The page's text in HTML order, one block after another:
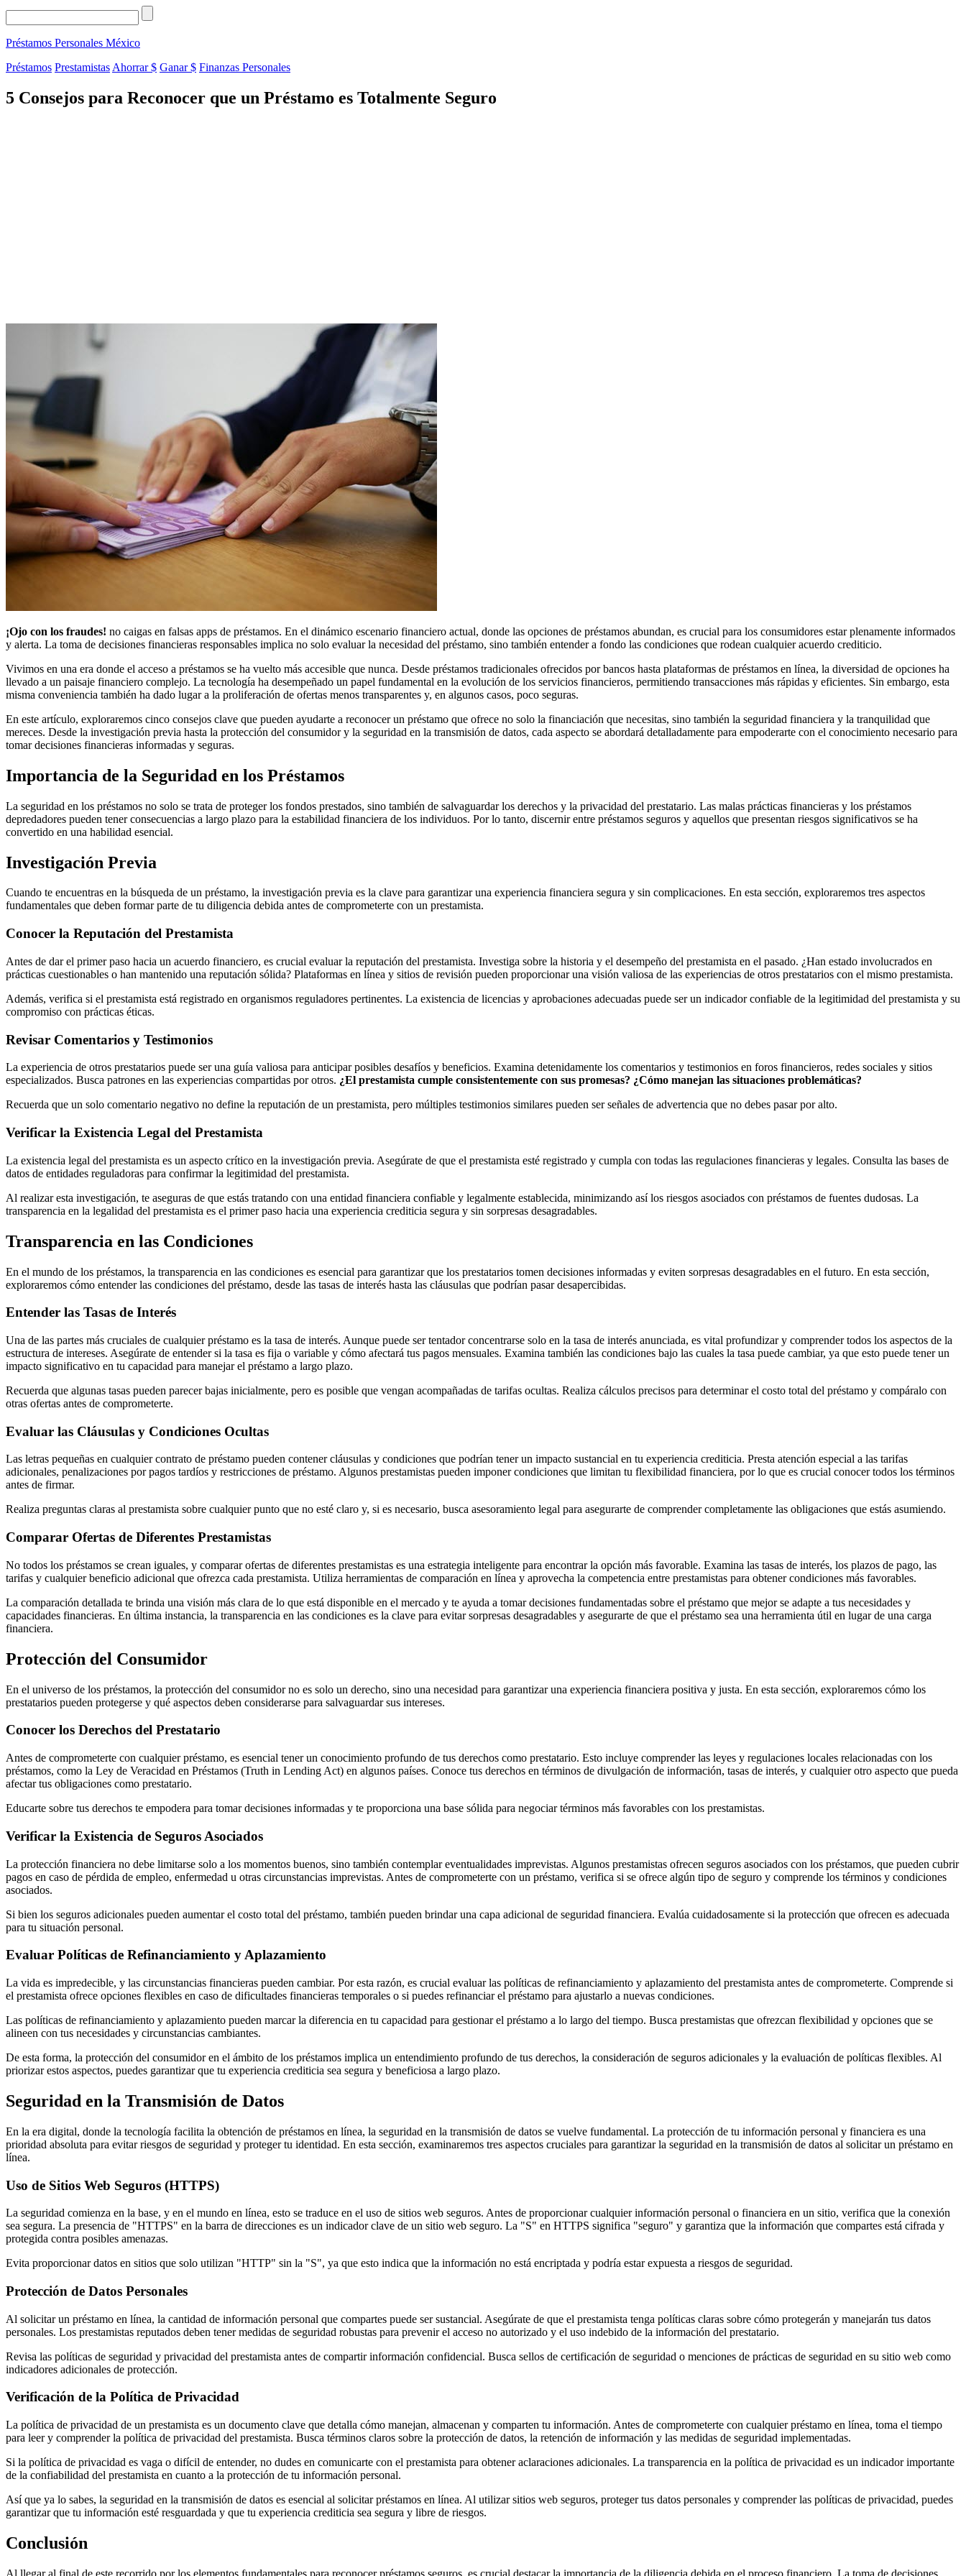
Préstamos Personales México
Préstamos Prestamistas Ahorrar $ Ganar $ Finanzas Personales
5 Consejos para Reconocer que un Préstamo es Totalmente Seguro
¡Ojo con los fraudes! no caigas en falsas apps de préstamos. En el dinámico escenario financiero actual, donde las opciones de préstamos abundan, es crucial para los consumidores estar plenamente informados
y alerta. La toma de decisiones financieras responsables implica no solo evaluar la necesidad del préstamo, sino también entender a fondo las condiciones que rodean cualquier acuerdo crediticio.
Vivimos en una era donde el acceso a préstamos se ha vuelto más accesible que nunca. Desde préstamos tradicionales ofrecidos por bancos hasta plataformas de préstamos en línea, la diversidad de opciones ha
llevado a un paisaje financiero complejo. La tecnología ha desempeñado un papel fundamental en la evolución de los servicios financieros, permitiendo transacciones más rápidas y eficientes. Sin embargo, esta
misma conveniencia también ha dado lugar a la proliferación de ofertas menos transparentes y, en algunos casos, poco seguras.
En este artículo, exploraremos cinco consejos clave que pueden ayudarte a reconocer un préstamo que ofrece no solo la financiación que necesitas, sino también la seguridad financiera y la tranquilidad que
mereces. Desde la investigación previa hasta la protección del consumidor y la seguridad en la transmisión de datos, cada aspecto se abordará detalladamente para empoderarte con el conocimiento necesario para
tomar decisiones financieras informadas y seguras.
Importancia de la Seguridad en los Préstamos
La seguridad en los préstamos no solo se trata de proteger los fondos prestados, sino también de salvaguardar los derechos y la privacidad del prestatario. Las malas prácticas financieras y los préstamos
depredadores pueden tener consecuencias a largo plazo para la estabilidad financiera de los individuos. Por lo tanto, discernir entre préstamos seguros y aquellos que presentan riesgos significativos se ha
convertido en una habilidad esencial.
Investigación Previa
Cuando te encuentras en la búsqueda de un préstamo, la investigación previa es la clave para garantizar una experiencia financiera segura y sin complicaciones. En esta sección, exploraremos tres aspectos
fundamentales que deben formar parte de tu diligencia debida antes de comprometerte con un prestamista.
Conocer la Reputación del Prestamista
Antes de dar el primer paso hacia un acuerdo financiero, es crucial evaluar la reputación del prestamista. Investiga sobre la historia y el desempeño del prestamista en el pasado. ¿Han estado involucrados en
prácticas cuestionables o han mantenido una reputación sólida? Plataformas en línea y sitios de revisión pueden proporcionar una visión valiosa de las experiencias de otros prestatarios con el mismo prestamista.
Además, verifica si el prestamista está registrado en organismos reguladores pertinentes. La existencia de licencias y aprobaciones adecuadas puede ser un indicador confiable de la legitimidad del prestamista y su
compromiso con prácticas éticas.
Revisar Comentarios y Testimonios
La experiencia de otros prestatarios puede ser una guía valiosa para anticipar posibles desafíos y beneficios. Examina detenidamente los comentarios y testimonios en foros financieros, redes sociales y sitios
especializados. Busca patrones en las experiencias compartidas por otros. ¿El prestamista cumple consistentemente con sus promesas? ¿Cómo manejan las situaciones problemáticas?
Recuerda que un solo comentario negativo no define la reputación de un prestamista, pero múltiples testimonios similares pueden ser señales de advertencia que no debes pasar por alto.
Verificar la Existencia Legal del Prestamista
La existencia legal del prestamista es un aspecto crítico en la investigación previa. Asegúrate de que el prestamista esté registrado y cumpla con todas las regulaciones financieras y legales. Consulta las bases de
datos de entidades reguladoras para confirmar la legitimidad del prestamista.
Al realizar esta investigación, te aseguras de que estás tratando con una entidad financiera confiable y legalmente establecida, minimizando así los riesgos asociados con préstamos de fuentes dudosas. La
transparencia en la legalidad del prestamista es el primer paso hacia una experiencia crediticia segura y sin sorpresas desagradables.
Transparencia en las Condiciones
En el mundo de los préstamos, la transparencia en las condiciones es esencial para garantizar que los prestatarios tomen decisiones informadas y eviten sorpresas desagradables en el futuro. En esta sección,
exploraremos cómo entender las condiciones del préstamo, desde las tasas de interés hasta las cláusulas que podrían pasar desapercibidas.
Entender las Tasas de Interés
Una de las partes más cruciales de cualquier préstamo es la tasa de interés. Aunque puede ser tentador concentrarse solo en la tasa de interés anunciada, es vital profundizar y comprender todos los aspectos de la
estructura de intereses. Asegúrate de entender si la tasa es fija o variable y cómo afectará tus pagos mensuales. Examina también las condiciones bajo las cuales la tasa puede cambiar, ya que esto puede tener un
impacto significativo en tu capacidad para manejar el préstamo a largo plazo.
Recuerda que algunas tasas pueden parecer bajas inicialmente, pero es posible que vengan acompañadas de tarifas ocultas. Realiza cálculos precisos para determinar el costo total del préstamo y compáralo con
otras ofertas antes de comprometerte.
Evaluar las Cláusulas y Condiciones Ocultas
Las letras pequeñas en cualquier contrato de préstamo pueden contener cláusulas y condiciones que podrían tener un impacto sustancial en tu experiencia crediticia. Presta atención especial a las tarifas
adicionales, penalizaciones por pagos tardíos y restricciones de préstamo. Algunos prestamistas pueden imponer condiciones que limitan tu flexibilidad financiera, por lo que es crucial conocer todos los términos
antes de firmar.
Realiza preguntas claras al prestamista sobre cualquier punto que no esté claro y, si es necesario, busca asesoramiento legal para asegurarte de comprender completamente las obligaciones que estás asumiendo.
Comparar Ofertas de Diferentes Prestamistas
No todos los préstamos se crean iguales, y comparar ofertas de diferentes prestamistas es una estrategia inteligente para encontrar la opción más favorable. Examina las tasas de interés, los plazos de pago, las
tarifas y cualquier beneficio adicional que ofrezca cada prestamista. Utiliza herramientas de comparación en línea y aprovecha la competencia entre prestamistas para obtener condiciones más favorables.
La comparación detallada te brinda una visión más clara de lo que está disponible en el mercado y te ayuda a tomar decisiones fundamentadas sobre el préstamo que mejor se adapte a tus necesidades y
capacidades financieras. En última instancia, la transparencia en las condiciones es la clave para evitar sorpresas desagradables y asegurarte de que el préstamo sea una herramienta útil en lugar de una carga
financiera.
Protección del Consumidor
En el universo de los préstamos, la protección del consumidor no es solo un derecho, sino una necesidad para garantizar una experiencia financiera positiva y justa. En esta sección, exploraremos cómo los
prestatarios pueden protegerse y qué aspectos deben considerarse para salvaguardar sus intereses.
Conocer los Derechos del Prestatario
Antes de comprometerte con cualquier préstamo, es esencial tener un conocimiento profundo de tus derechos como prestatario. Esto incluye comprender las leyes y regulaciones locales relacionadas con los
préstamos, como la Ley de Veracidad en Préstamos (Truth in Lending Act) en algunos países. Conoce tus derechos en términos de divulgación de información, tasas de interés, y cualquier otro aspecto que pueda
afectar tus obligaciones como prestatario.
Educarte sobre tus derechos te empodera para tomar decisiones informadas y te proporciona una base sólida para negociar términos más favorables con los prestamistas.
Verificar la Existencia de Seguros Asociados
La protección financiera no debe limitarse solo a los momentos buenos, sino también contemplar eventualidades imprevistas. Algunos prestamistas ofrecen seguros asociados con los préstamos, que pueden cubrir
pagos en caso de pérdida de empleo, enfermedad u otras circunstancias imprevistas. Antes de comprometerte con un préstamo, verifica si se ofrece algún tipo de seguro y comprende los términos y condiciones
asociados.
Si bien los seguros adicionales pueden aumentar el costo total del préstamo, también pueden brindar una capa adicional de seguridad financiera. Evalúa cuidadosamente si la protección que ofrecen es adecuada
para tu situación personal.
Evaluar Políticas de Refinanciamiento y Aplazamiento
La vida es impredecible, y las circunstancias financieras pueden cambiar. Por esta razón, es crucial evaluar las políticas de refinanciamiento y aplazamiento del prestamista antes de comprometerte. Comprende si
el prestamista ofrece opciones flexibles en caso de dificultades financieras temporales o si puedes refinanciar el préstamo para ajustarlo a nuevas condiciones.
Las políticas de refinanciamiento y aplazamiento pueden marcar la diferencia en tu capacidad para gestionar el préstamo a lo largo del tiempo. Busca prestamistas que ofrezcan flexibilidad y opciones que se
alineen con tus necesidades y circunstancias cambiantes.
De esta forma, la protección del consumidor en el ámbito de los préstamos implica un entendimiento profundo de tus derechos, la consideración de seguros adicionales y la evaluación de políticas flexibles. Al
priorizar estos aspectos, puedes garantizar que tu experiencia crediticia sea segura y beneficiosa a largo plazo.
Seguridad en la Transmisión de Datos
En la era digital, donde la tecnología facilita la obtención de préstamos en línea, la seguridad en la transmisión de datos se vuelve fundamental. La protección de tu información personal y financiera es una
prioridad absoluta para evitar riesgos de seguridad y proteger tu identidad. En esta sección, examinaremos tres aspectos cruciales para garantizar la seguridad en la transmisión de datos al solicitar un préstamo en
línea.
Uso de Sitios Web Seguros (HTTPS)
La seguridad comienza en la base, y en el mundo en línea, esto se traduce en el uso de sitios web seguros. Antes de proporcionar cualquier información personal o financiera en un sitio, verifica que la conexión
sea segura. La presencia de "HTTPS" en la barra de direcciones es un indicador clave de un sitio web seguro. La "S" en HTTPS significa "seguro" y garantiza que la información que compartes está cifrada y
protegida contra posibles amenazas.
Evita proporcionar datos en sitios que solo utilizan "HTTP" sin la "S", ya que esto indica que la información no está encriptada y podría estar expuesta a riesgos de seguridad.
Protección de Datos Personales
Al solicitar un préstamo en línea, la cantidad de información personal que compartes puede ser sustancial. Asegúrate de que el prestamista tenga políticas claras sobre cómo protegerán y manejarán tus datos
personales. Los prestamistas reputados deben tener medidas de seguridad robustas para prevenir el acceso no autorizado y el uso indebido de la información del prestatario.
Revisa las políticas de seguridad y privacidad del prestamista antes de compartir información confidencial. Busca sellos de certificación de seguridad o menciones de prácticas de seguridad en su sitio web como
indicadores adicionales de protección.
Verificación de la Política de Privacidad
La política de privacidad de un prestamista es un documento clave que detalla cómo manejan, almacenan y comparten tu información. Antes de comprometerte con cualquier préstamo en línea, toma el tiempo
para leer y comprender la política de privacidad del prestamista. Busca términos claros sobre la protección de datos, la retención de información y las medidas de seguridad implementadas.
Si la política de privacidad es vaga o difícil de entender, no dudes en comunicarte con el prestamista para obtener aclaraciones adicionales. La transparencia en la política de privacidad es un indicador importante
de la confiabilidad del prestamista en cuanto a la protección de tu información personal.
Así que ya lo sabes, la seguridad en la transmisión de datos es esencial al solicitar préstamos en línea. Al utilizar sitios web seguros, proteger tus datos personales y comprender las políticas de privacidad, puedes
garantizar que tu información esté resguardada y que tu experiencia crediticia sea segura y libre de riesgos.
Conclusión
Al llegar al final de este recorrido por los elementos fundamentales para reconocer préstamos seguros, es crucial destacar la importancia de la diligencia debida en el proceso financiero. La toma de decisiones